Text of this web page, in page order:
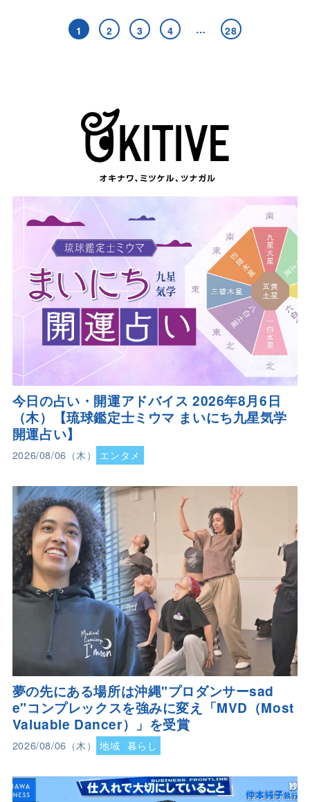
1 2 3 4 … 28
今日の占い・開運アドバイス 2026年8月6日
（木）【琉球鑑定士ミウマ まいにち九星気学
開運占い】
2026/08/06（木） エンタメ
夢の先にある場所は沖縄"プロダンサーsad
e"コンプレックスを強みに変え「MVD（Most
Valuable Dancer）」を受賞
2026/08/06（木） 地域 暮らし